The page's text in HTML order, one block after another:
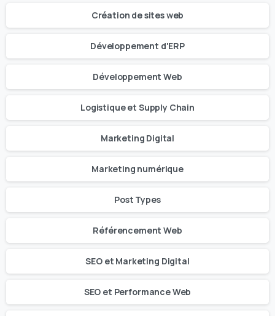
Création de sites web
Développement d'ERP
Développement Web
Logistique et Supply Chain
Marketing Digital
Marketing numérique
Post Types
Référencement Web
SEO et Marketing Digital
SEO et Performance Web